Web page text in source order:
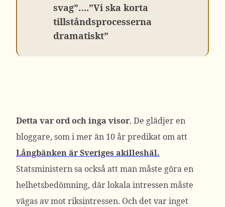
svag”….”Vi ska korta
tillståndsprocesserna
dramatiskt”
Detta var ord och inga visor. De glädjer en
bloggare, som i mer än 10 år predikat om att
Långbänken är Sveriges akilleshäl.
Statsministern sa också att man måste göra en
helhetsbedömning, där lokala intressen måste
vägas av mot riksintressen. Och det var inget